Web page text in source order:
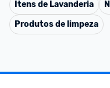
Itens de Lavanderia
Produtos de limpeza